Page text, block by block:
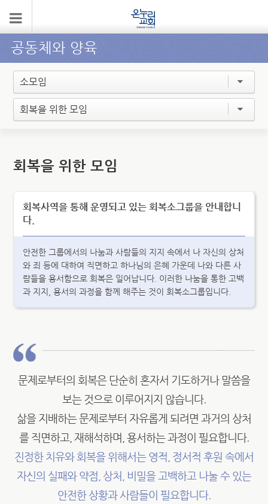
공동체와 양육
소모임
회복을 위한 모임
회복을 위한 모임
회복사역을 통해 운영되고 있는 회복소그룹을 안내합니
다.
안전한 그룹에서의 나눔과 사람들의 지지 속에서 나 자신의 상처
와 죄 등에 대하여 직면하고 하나님의 은혜 가운데 나와 다른 사
람들을 용서함으로 회복은 일어납니다. 이러한 나눔을 통한 고백
과 지지, 용서의 과정을 함께 해주는 것이 회복소그룹입니다.
문제로부터의 회복은 단순히 혼자서 기도하거나 말씀을
보는 것으로 이루어지지 않습니다.
삶을 지배하는 문제로부터 자유롭게 되려면 과거의 상처
를 직면하고, 재해석하며, 용서하는 과정이 필요합니다.
진정한 치유와 회복을 위해서는 영적, 정서적 후원 속에서
자신의 실패와 약점, 상처, 비밀을 고백하고 나눌 수 있는
안전한 상황과 사람들이 필요합니다.